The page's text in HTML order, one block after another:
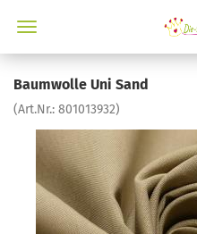
Baumwolle Uni Sand
(Art.Nr.: 801013932)